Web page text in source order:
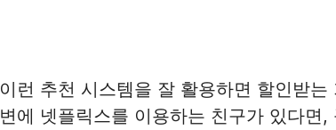
이런 추천 시스템을 잘 활용하면 할인받
변에 넷플릭스를 이용하는 친구가 있다면